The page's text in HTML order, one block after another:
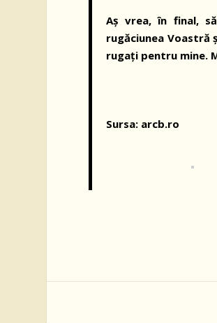
Aș vrea, în final,
rugăciunea Voastră
rugați pentru mine.
Sursa: arcb.ro